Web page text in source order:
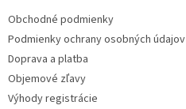
Obchodné podmienky
Podmienky ochrany osobných údajov
Doprava a platba
Objemové zľavy
Výhody registrácie